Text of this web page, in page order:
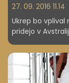
27. 09. 2016 11.14
Ukrep bo vplival
pridejo v
Kanade,